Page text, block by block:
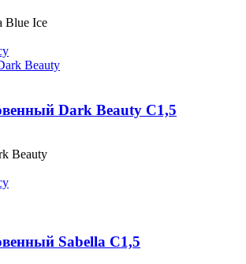
Blue Ice
Dark Beauty C1,5
Beauty
Sabella C1,5